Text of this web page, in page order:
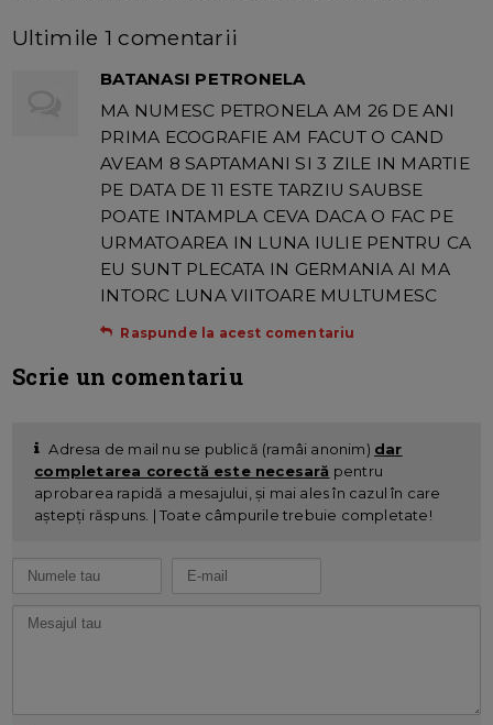
Ultimile 1 comentarii
BATANASI PETRONELA
MA NUMESC PETRONELA AM 26 DE ANI
PRIMA ECOGRAFIE AM FACUT O CAND
AVEAM 8 SAPTAMANI SI 3 ZILE IN MARTIE
PE DATA DE 11 ESTE TARZIU SAUBSE
POATE INTAMPLA CEVA DACA O FAC PE
URMATOAREA IN LUNA IULIE PENTRU CA
EU SUNT PLECATA IN GERMANIA AI MA
INTORC LUNA VIITOARE MULTUMESC
Raspunde la acest comentariu
Scrie un comentariu
Adresa de mail nu se publică (ramâi anonim) dar
completarea corectă este necesară pentru
aprobarea rapidă a mesajului, și mai ales în cazul în care
aștepți răspuns. | Toate câmpurile trebuie completate!